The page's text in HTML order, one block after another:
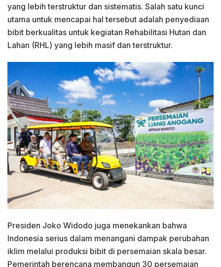
yang lebih terstruktur dan sistematis. Salah satu kunci
utama untuk mencapai hal tersebut adalah penyediaan
bibit berkualitas untuk kegiatan Rehabilitasi Hutan dan
Lahan (RHL) yang lebih masif dan terstruktur.
Presiden Joko Widodo juga menekankan bahwa
Indonesia serius dalam menangani dampak perubahan
iklim melalui produksi bibit di persemaian skala besar.
Pemerintah berencana membangun 30 persemaian